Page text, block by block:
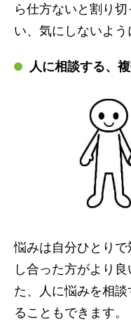
ら仕方ないと割り
い、気にしないよう
人に相談する、
悩みは自分ひとり
し合った方がより
た、人に悩みを相
ることもできます。